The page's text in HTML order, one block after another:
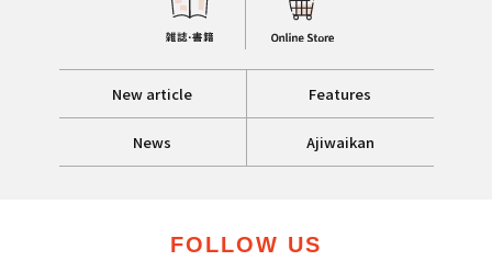
New article Features
News Ajiwaikan
FOLLOW US